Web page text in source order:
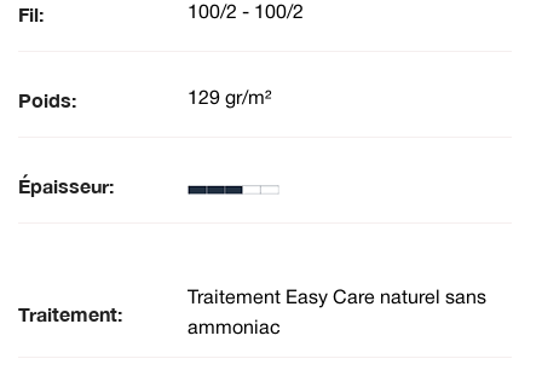
Fil: 100/2 - 100/2
Poids: 129 gr/m²
Épaisseur:
Traitement:
Traitement Easy Care naturel sans
ammoniac